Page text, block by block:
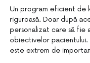
Un program eficient de
riguroasă. Doar după
personalizat care să fie
obiectivelor pacientului.
este extrem de